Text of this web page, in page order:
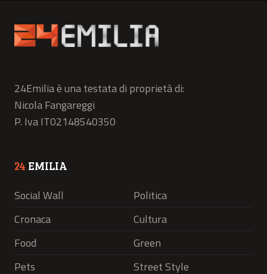
24Emilia è una testata di proprietà di:
Nicola Fangareggi
P. Iva IT02148540350
24 EMILIA
Social Wall
Politica
Cronaca
Cultura
Food
Green
Pets
Street Style